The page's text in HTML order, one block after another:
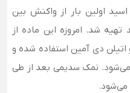
اولین بار از واکنش بین
شد. امروزه این ماده از
دی آمین استفاده شده و
می‌شود. نمک سدیمی بعد از طی
می‌شود.